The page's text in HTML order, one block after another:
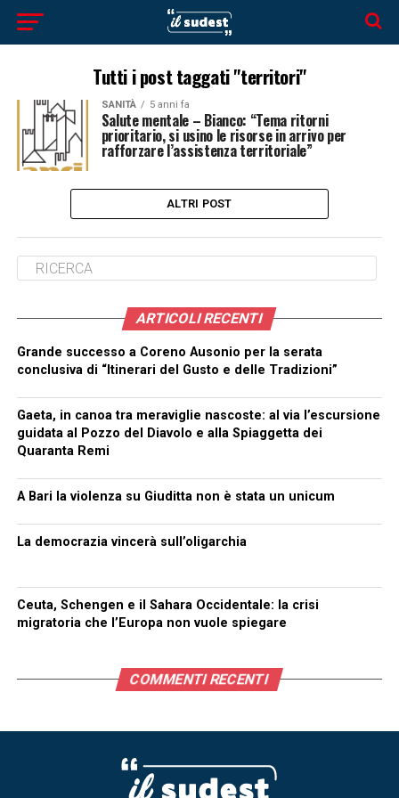
Tutti i post taggati "territori"
SANITÀ 5 anni fa
Salute mentale – Bianco: “Tema ritorni
prioritario, si usino le risorse in arrivo per
rafforzare l’assistenza territoriale”
ALTRI POST
ARTICOLI RECENTI
Grande successo a Coreno Ausonio per la serata
conclusiva di “Itinerari del Gusto e delle Tradizioni”
Gaeta, in canoa tra meraviglie nascoste: al via l’escursione
guidata al Pozzo del Diavolo e alla Spiaggetta dei
Quaranta Remi
A Bari la violenza su Giuditta non è stata un unicum
La democrazia vincerà sull’oligarchia
Ceuta, Schengen e il Sahara Occidentale: la crisi
migratoria che l’Europa non vuole spiegare
COMMENTI RECENTI